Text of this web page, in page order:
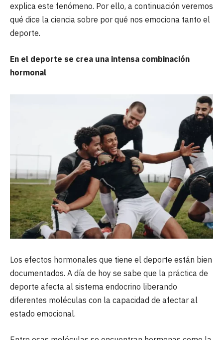
explica este fenómeno. Por ello, a continuación veremos
qué dice la ciencia sobre por qué nos emociona tanto el
deporte.
En el deporte se crea una intensa combinación
hormonal
Los efectos hormonales que tiene el deporte están bien
documentados. A día de hoy se sabe que la práctica de
deporte afecta al sistema endocrino liberando
diferentes moléculas con la capacidad de afectar al
estado emocional.